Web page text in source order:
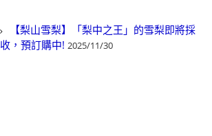
【梨山雪梨】「梨中之王」的雪梨即將採
收，預訂購中! 2025/11/30